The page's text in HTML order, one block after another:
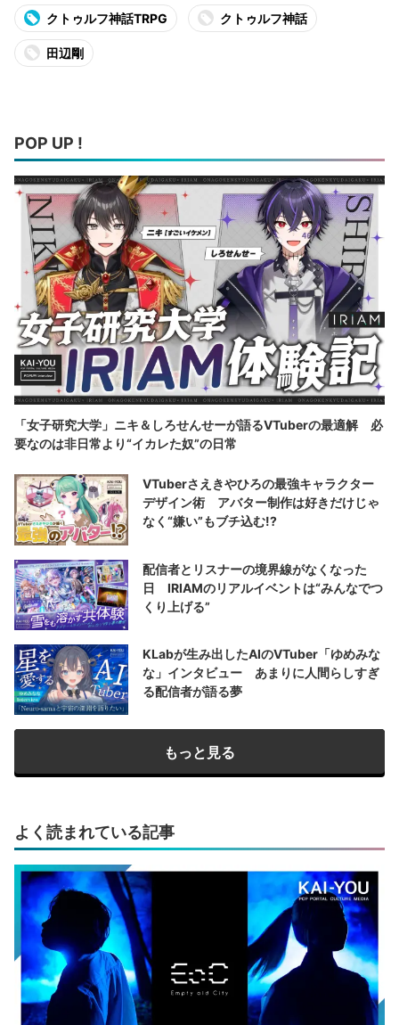
クトゥルフ神話TRPG クトゥルフ神話
田辺剛
POP UP !
「女子研究大学」ニキ＆しろせんせーが語るVTuberの最適解 必
要なのは非日常より“イカレた奴”の日常
VTuberさえきやひろの最強キャラクター
デザイン術 アバター制作は好きだけじゃ
なく“嫌い”もブチ込む!?
配信者とリスナーの境界線がなくなった
日 IRIAMのリアルイベントは“みんなでつ
くり上げる”
KLabが生み出したAIのVTuber「ゆめみな
な」インタビュー あまりに人間らしすぎ
る配信者が語る夢
もっと見る
よく読まれている記事